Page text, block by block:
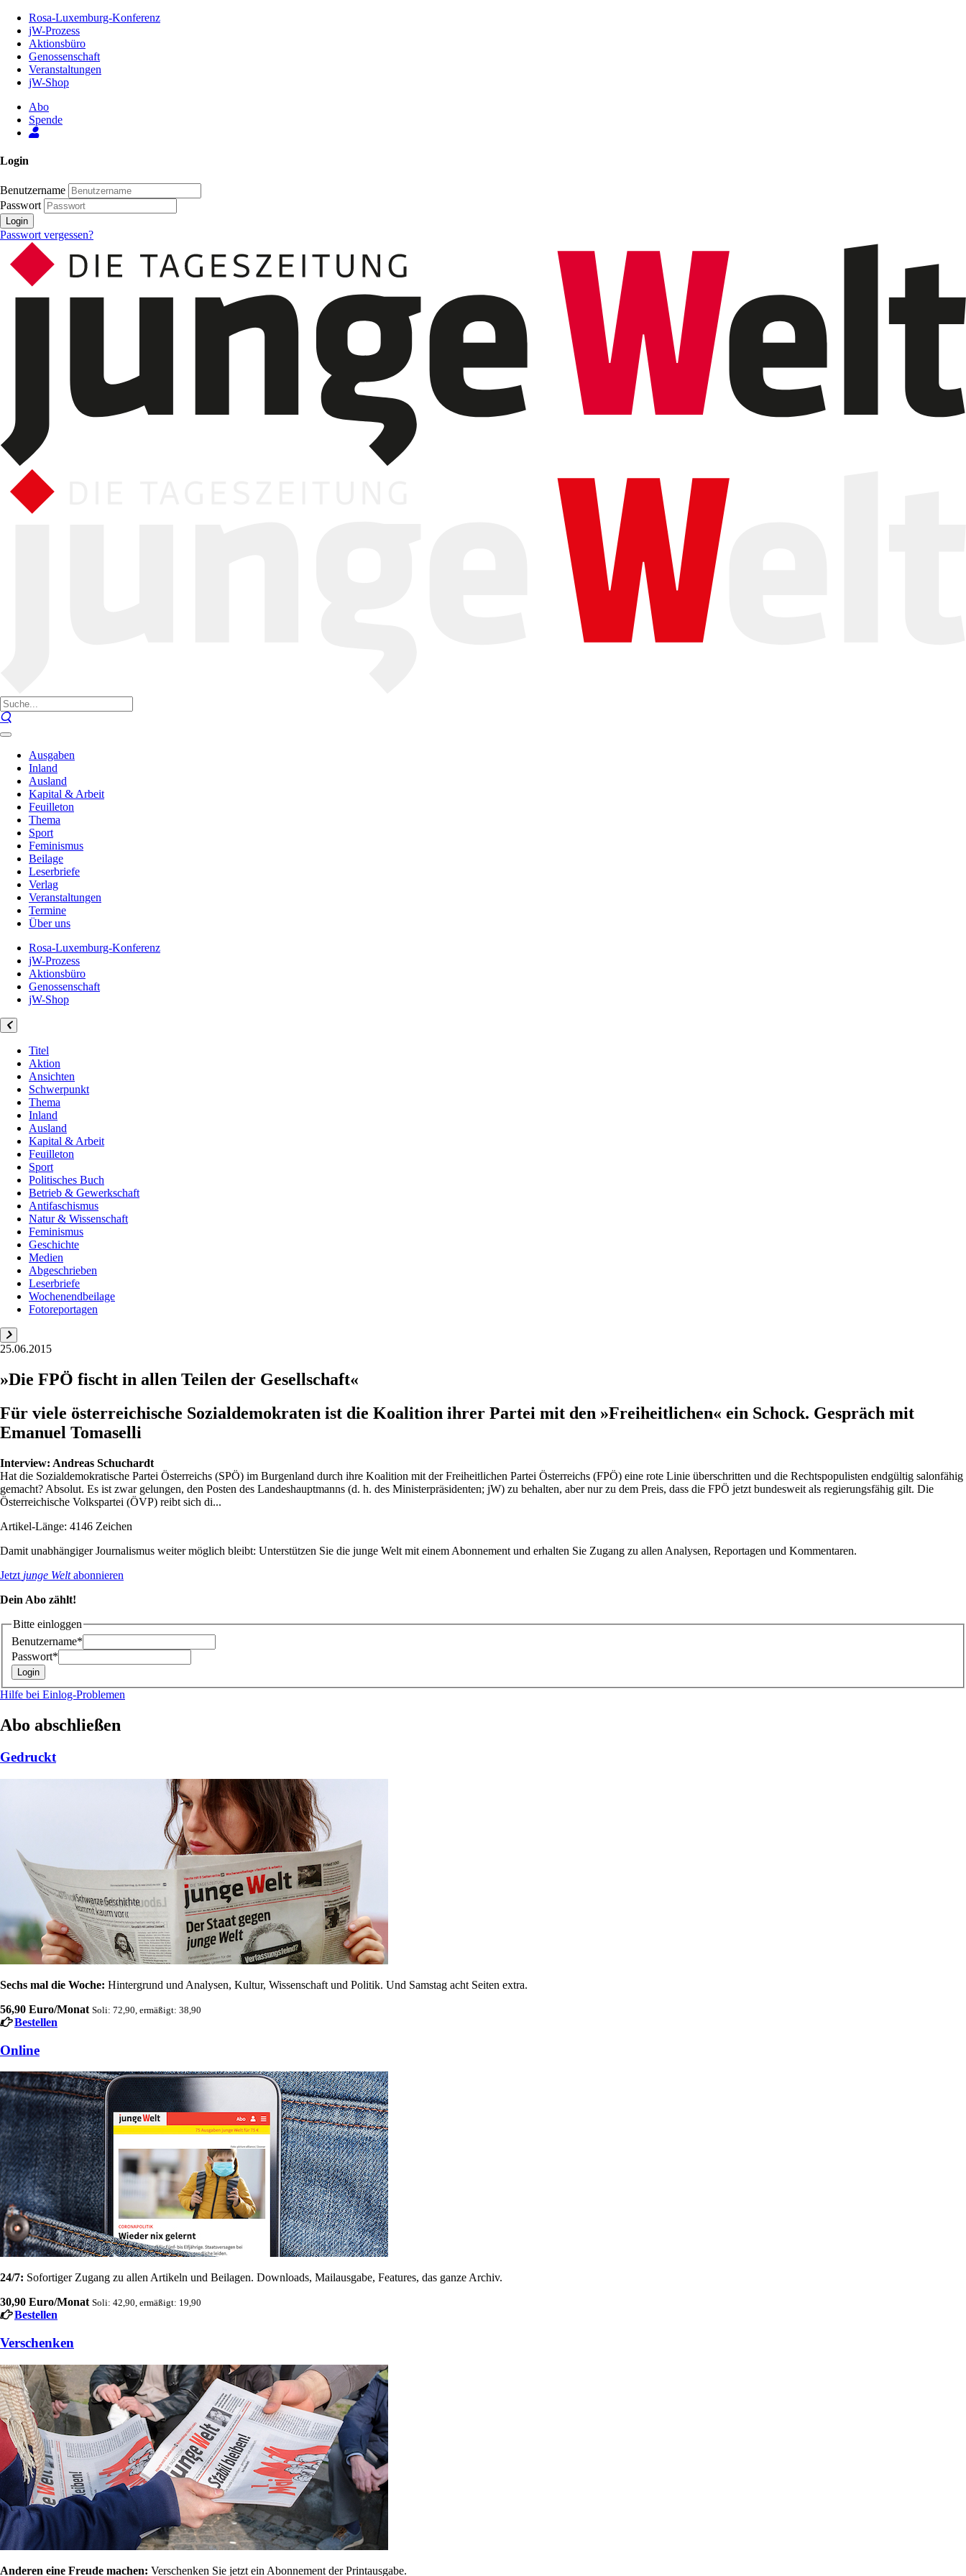
Inhalt
Seite
Rosa-Luxemburg-Konferenz
jW-Prozess
Aktionsbüro
Genossenschaft
Veranstaltungen
jW-Shop
Abo
Spende
Login
Benutzername
Passwort
Login
Passwort vergessen?
Ausgaben
Inland
Ausland
Kapital & Arbeit
Feuilleton
Thema
Sport
Feminismus
Beilage
Leserbriefe
Verlag
Veranstaltungen
Termine
Über uns
Rosa-Luxemburg-Konferenz
jW-Prozess
Aktionsbüro
Genossenschaft
jW-Shop
Titel
Aktion
Ansichten
Schwerpunkt
Thema
Inland
Ausland
Kapital & Arbeit
Feuilleton
Sport
Politisches Buch
Betrieb & Gewerkschaft
Antifaschismus
Natur & Wissenschaft
Feminismus
Geschichte
Medien
Abgeschrieben
Leserbriefe
Wochenendbeilage
Fotoreportagen
25.06.2015
»Die FPÖ fischt in allen Teilen der Gesellschaft«
Für viele österreichische Sozialdemokraten ist die Koalition ihrer Partei mit den »Freiheitlichen« ein Schock. Gespräch mit
Emanuel Tomaselli
Interview: Andreas Schuchardt
Hat die Sozialdemokratische Partei Österreichs (SPÖ) im Burgenland durch ihre Koalition mit der Freiheitlichen Partei Österreichs (FPÖ) eine rote Linie überschritten und die Rechtspopulisten endgültig salonfähig
gemacht? Absolut. Es ist zwar gelungen, den Posten des Landeshauptmanns (d. h. des Ministerpräsidenten; jW) zu behalten, aber nur zu dem Preis, dass die FPÖ jetzt bundesweit als regierungsfähig gilt. Die
Österreichische Volkspartei (ÖVP) reibt sich di...
Artikel-Länge: 4146 Zeichen
Damit unabhängiger Journalismus weiter möglich bleibt: Unterstützen Sie die junge Welt mit einem Abonnement und erhalten Sie Zugang zu allen Analysen, Reportagen und Kommentaren.
Jetzt junge Weltabonnieren
Dein Abo zählt!
Bitte einloggen
Benutzername*
Passwort*
Hilfe bei Einlog-Problemen
Abo abschließen
Gedruckt
Sechs mal die Woche: Hintergrund und Analysen, Kultur, Wissenschaft und Politik. Und Samstag acht Seiten extra.
56,90 Euro/Monat Soli: 72,90, ermäßigt: 38,90
Bestellen
Online
24/7: Sofortiger Zugang zu allen Artikeln und Beilagen. Downloads, Mailausgabe, Features, das ganze Archiv.
30,90 Euro/Monat Soli: 42,90, ermäßigt: 19,90
Bestellen
Verschenken
Anderen eine Freude machen: Verschenken Sie jetzt ein Abonnement der Printausgabe.